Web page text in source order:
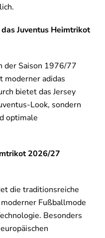
Juventus Heimtrikot
der Saison 1976/77
adidas
bietet das Jersey
Look, sondern
optimale
2026/27
die traditionsreiche
Fußballmode
Besonders